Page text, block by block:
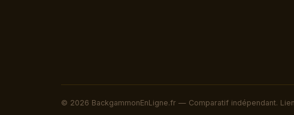
© 2026 BackgammonEnLigne.fr — Comparatif indépendant.